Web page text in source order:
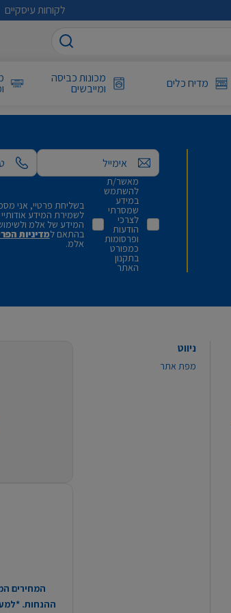
לקוחות עיסקיים
מדיח כלים מכונות כביסה
ומייבשים
אימייל
מאשר/ת
להשתמש
במידע
שמסרתי
לצרכי
הודעות
ופרסומות
כמפורט
בתקנון
האתר
בשליחת פרטיי, אני
לשמירת המידע
המידע של אלמ
בהתאם למדיניות
אלמ.
ניווט
מפת אתר
המחירים
ההנחות.